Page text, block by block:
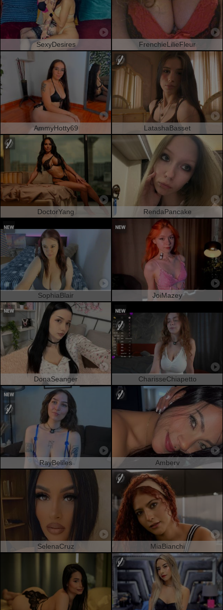
SexyDesires FrenchieLilieFleur
AmmyHotty69 LatashaBasset
DoctorYang RendaPancake
SophiaBlair JoiMazey
DonaSeanger CharisseChiapetto
RayBeliles Amberv
SelenaCruz MiaBianchi